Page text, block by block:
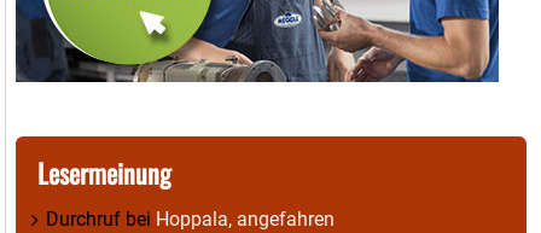
Lesermeinung
Durchruf bei Hoppala, angefahren